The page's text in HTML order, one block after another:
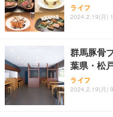
ライフ
2024.2.19(月)
群馬豚骨
葉県・松
ライフ
2024.2.19(月)